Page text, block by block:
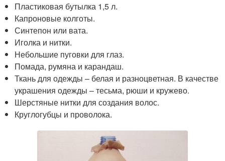
Пластиковая бутылка 1,5 л.
Капроновые колготы.
Синтепон или вата.
Иголка и нитки.
Небольшие пуговки для глаз.
Помада, румяна и карандаш.
Ткань для одежды – белая и разноцветная. В качестве
украшения одежды – тесьма, рюши и кружево.
Шерстяные нитки для создания волос.
Круглогубцы и проволока.